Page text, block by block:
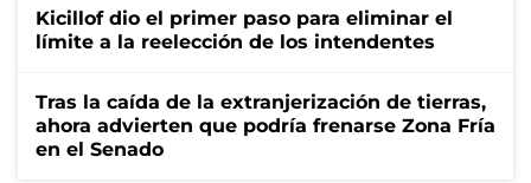
Kicillof dio el primer paso para eliminar el
límite a la reelección de los intendentes
Tras la caída de la extranjerización de tierras,
ahora advierten que podría frenarse Zona Fría
en el Senado